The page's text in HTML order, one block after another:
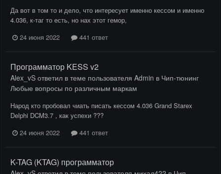
Да вот в том то и дело, что интересует именно кессом и именно
4.036, к-таг то есть, но нах этот гемор,
24 июня 2022
441 ответ
Программатор KESS v2
Alex_vS ответил в теме пользователя Admin в Чип-тюнинг
Любые вопросы по различным маркам
Народ кто пробовал чиать писать кессом 4.036 Grand Starex
Delphi DCM3.7 , как успехи ???
24 июня 2022
441 ответ
K-TAG (KTAG) программатор